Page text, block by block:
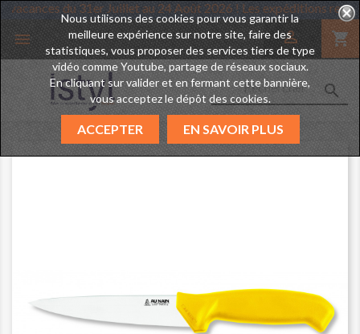
des vacances du 31er Juillet au 24 Août 2026 ! Les
 shopping_cart


Nous utilisons des cookies pour vous garantir la
meilleure expérience sur notre site, faire des
statistiques, vous proposer des services tiers de type
vidéo comme Youtube, partage de réseaux sociaux.
En cliquant sur valider et en fermant cette bannière,
vous acceptez le dépôt des cookies.
ACCEPTER EN SAVOIR PLUS